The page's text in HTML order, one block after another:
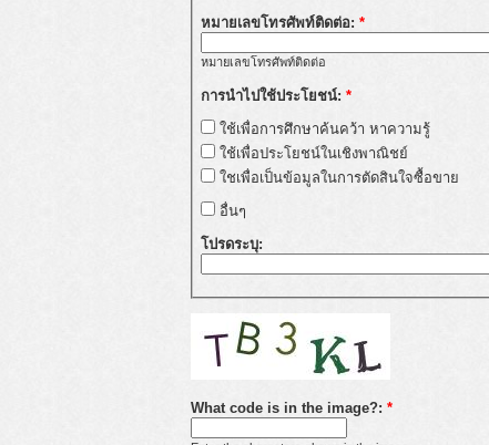
หมายเลขโทรศัพท์ติดต่อ: *
หมายเลขโทรศัพท์ติดต่อ
การนำไปใช้ประโยชน์: *
ใช้เพื่อการศึกษาค้นคว้า หาความรู้
ใช้เพื่อประโยชน์ในเชิงพาณิชย์
ใชเพื่อเป็นข้อมูลในการตัดสินใจซื้อขาย
อื่นๆ
โปรดระบุ:
What code is in the image?: *